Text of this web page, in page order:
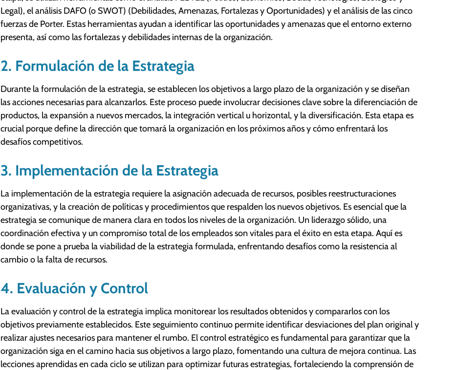
Legal), el análisis DAFO (o SWOT) (Debilidades, Amenazas, Fortalezas y Oportunidades) y el análisis de las cinco
fuerzas de Porter. Estas herramientas ayudan a identificar las oportunidades y amenazas que el entorno externo
presenta, así como las fortalezas y debilidades internas de la organización.
2. Formulación de la Estrategia
Durante la formulación de la estrategia, se establecen los objetivos a largo plazo de la organización y se diseñan
las acciones necesarias para alcanzarlos. Este proceso puede involucrar decisiones clave sobre la diferenciación de
productos, la expansión a nuevos mercados, la integración vertical u horizontal, y la diversificación. Esta etapa es
crucial porque define la dirección que tomará la organización en los próximos años y cómo enfrentará los
desafíos competitivos.
3. Implementación de la Estrategia
La implementación de la estrategia requiere la asignación adecuada de recursos, posibles reestructuraciones
organizativas, y la creación de políticas y procedimientos que respalden los nuevos objetivos. Es esencial que la
estrategia se comunique de manera clara en todos los niveles de la organización. Un liderazgo sólido, una
coordinación efectiva y un compromiso total de los empleados son vitales para el éxito en esta etapa. Aquí es
donde se pone a prueba la viabilidad de la estrategia formulada, enfrentando desafíos como la resistencia al
cambio o la falta de recursos.
4. Evaluación y Control
La evaluación y control de la estrategia implica monitorear los resultados obtenidos y compararlos con los
objetivos previamente establecidos. Este seguimiento continuo permite identificar desviaciones del plan original y
realizar ajustes necesarios para mantener el rumbo. El control estratégico es fundamental para garantizar que la
organización siga en el camino hacia sus objetivos a largo plazo, fomentando una cultura de mejora continua. Las
lecciones aprendidas en cada ciclo se utilizan para optimizar futuras estrategias, fortaleciendo la comprensión de